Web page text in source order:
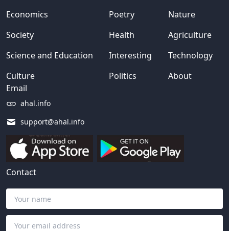
Email
ahal.info
support@ahal.info
Economics
Society
Science and Education
Culture
Poetry
Health
Interesting
Politics
Nature
Agriculture
Technology
About
Contact